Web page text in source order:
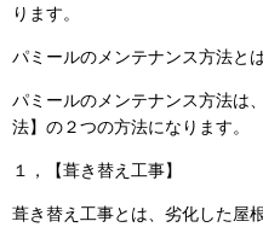
ります。
パミールのメンテナンス方法と
パミールのメンテナンス方法は
法】の２つの方法になります。
１，【葺き替え工事】
葺き替え工事とは、劣化した屋